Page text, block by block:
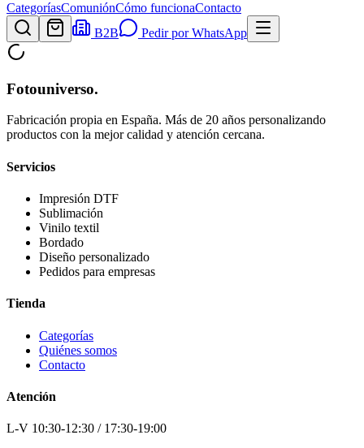
CategoríasComuniónCómo funcionaContacto
B2B
Pedir por WhatsApp
Fotouniverso.
Fabricación propia en España. Más de 20 años personalizando
productos con la mejor calidad y atención cercana.
Servicios
Impresión DTF
Sublimación
Vinilo textil
Bordado
Diseño personalizado
Pedidos para empresas
Tienda
Categorías
Quiénes somos
Contacto
Atención
L-V 10:30-12:30 / 17:30-19:00